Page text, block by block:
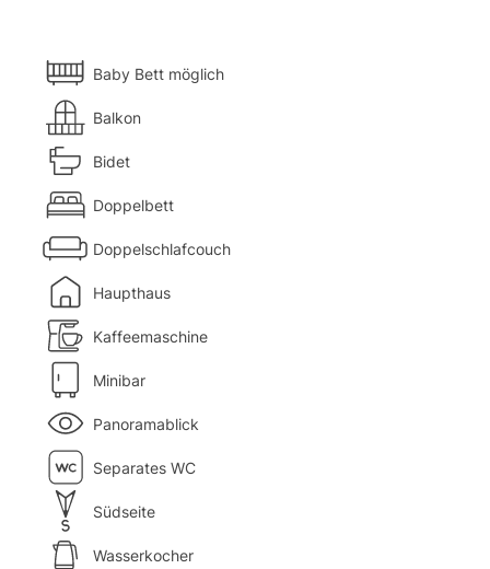
Baby Bett möglich
Balkon
Bidet
Doppelbett
Doppelschlafcouch
Haupthaus
Kaffeemaschine
Minibar
Panoramablick
Separates WC
Südseite
Wasserkocher